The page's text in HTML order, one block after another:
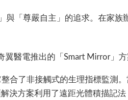
「尊嚴自主」的追求。在家
翼醫電推出的「Smart Mirror」
合了非接觸式的生理指標監測
決方案利用了遠距光體積描記